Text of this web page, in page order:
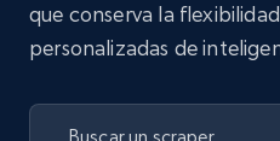
que conserva la
personalizadas de